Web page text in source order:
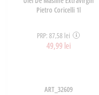
Pietro Coricelli 1l
PRP: 87,58 lei
49,99 lei
ART_32609